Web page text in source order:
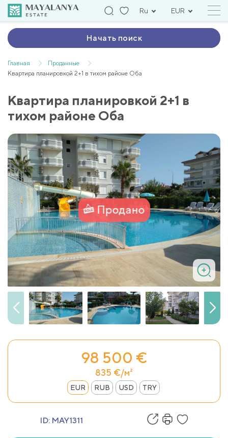
Ru EUR
Начать поиск
Главная
Проданные
Квартира планировкой 2+1 в тихом районе Оба
Квартира планировкой 2+1 в
тихом районе Оба
Продано
98 500 €
835 €/м²
EUR RUB USD TRY
ID: MAY1311